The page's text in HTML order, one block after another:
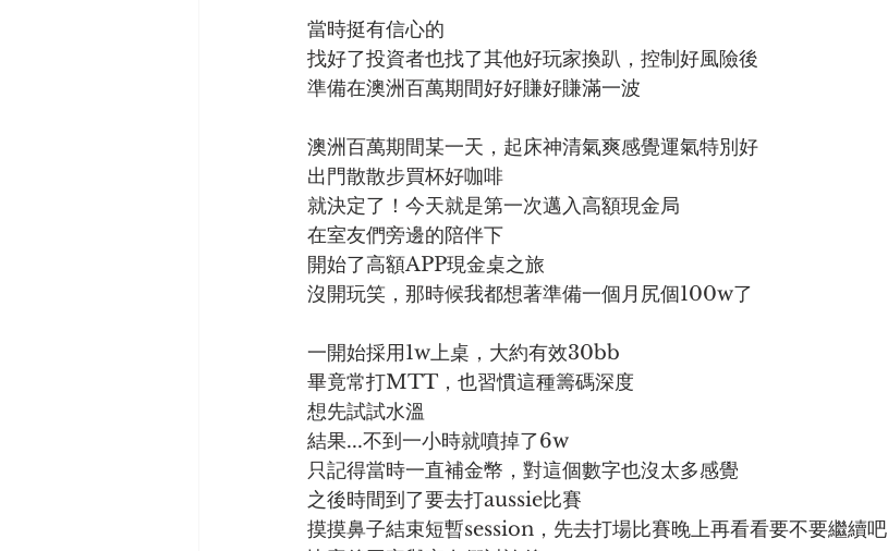
當時挺有信心的
找好了投資者也找了其他好玩家換趴，控制好風險後
準備在澳洲百萬期間好好賺好賺滿一波
澳洲百萬期間某一天，起床神清氣爽感覺運氣特別好
出門散散步買杯好咖啡
就決定了！今天就是第一次邁入高額現金局
在室友們旁邊的陪伴下
開始了高額APP現金桌之旅
沒開玩笑，那時候我都想著準備一個月尻個100w了
一開始採用1w上桌，大約有效30bb
畢竟常打MTT，也習慣這種籌碼深度
想先試試水溫
結果...不到一小時就噴掉了6w
只記得當時一直補金幣，對這個數字也沒太多感覺
之後時間到了要去打aussie比賽
摸摸鼻子結束短暫session，先去打場比賽晚上再看看要不要繼續吧